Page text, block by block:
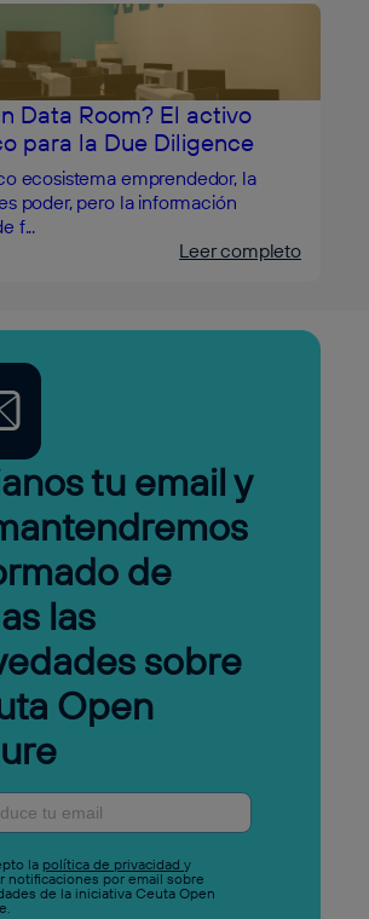
Data Room? El activo
para la Due Diligence
ecosistema emprendedor, la
poder, pero la información
f...
Leer completo
tu email y
de
las
sobre
Open
la política de privacidad y
notificaciones por email sobre
de la iniciativa Ceuta Open